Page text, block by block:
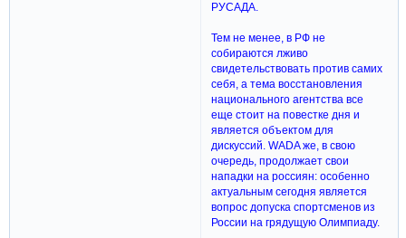
РУСАДА.
Тем не менее, в РФ не
собираются лживо
свидетельствовать против самих
себя, а тема восстановления
национального агентства все
еще стоит на повестке дня и
является объектом для
дискуссий. WADA же, в свою
очередь, продолжает свои
нападки на россиян: особенно
актуальным сегодня является
вопрос допуска спортсменов из
России на грядущую Олимпиаду.